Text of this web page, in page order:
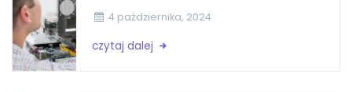
4 października, 2024
czytaj dalej